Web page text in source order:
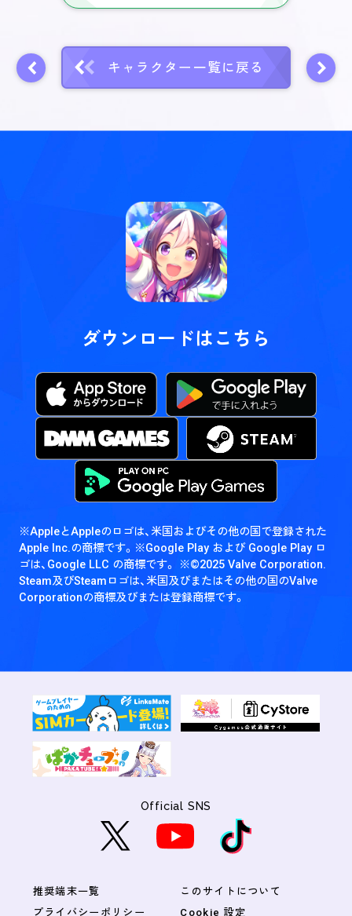
キャラクター一覧に戻る
ダウンロードはこちら
※AppleとAppleのロゴは、米国およびその他の国で登録された
Apple Inc.の商標です。 ※Google Play および Google Play ロ
ゴは、Google LLC の商標です。
※©2025 Valve Corporation.
Steam及びSteamロゴは、米国及びまたはその他の国のValve
Corporationの商標及びまたは登録商標です。
Official SNS
推奨端末一覧
このサイトについて
プライバシーポリシー
Cookie 設定